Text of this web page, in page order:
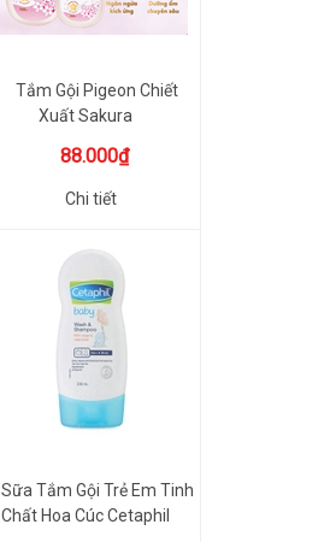
Tắm Gội Pigeon Chiết
Xuất Sakura
88.000₫
Chi tiết
Sữa Tắm Gội Trẻ Em Tinh
Chất Hoa Cúc Cetaphil